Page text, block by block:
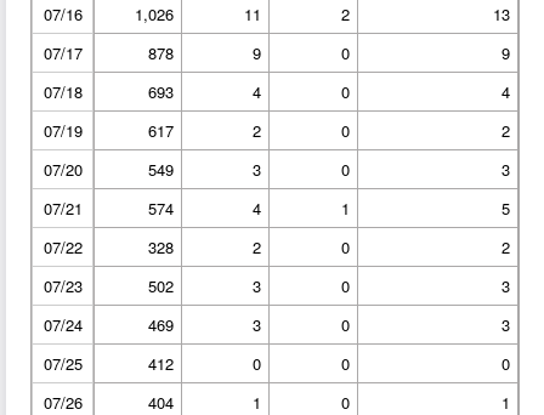
07/16
1,026 11 2
13
07/17
878 9 0
9
07/18
693 4 0
4
07/19
617 2 0
2
07/20
549 3 0
3
07/21
574 4 1
5
07/22
328 2 0
2
07/23
502 3 0
3
07/24
469 3 0
3
07/25
412 0 0
0
07/26
404 1 0 1